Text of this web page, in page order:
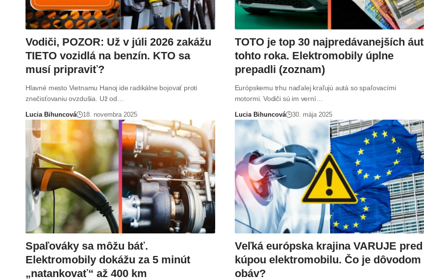
Vodiči, POZOR: Už v júli 2026 zakážu
TIETO vozidlá na benzín. KTO sa
musí pripraviť?
Hlavné mesto Vietnamu Hanoj ide radikálne bojovať proti
znečisťovaniu ovzdušia. Už od…
Lucia Bihuncová 18. novembra 2025
TOTO je top 30 najpredávanejších áut
tohto roka. Elektromobily úplne
prepadli (zoznam)
Európskemu trhu naďalej kraľujú autá so spaľovacími
motormi. Vodiči sú im verní…
Lucia Bihuncová 30. mája 2025
Spaľováky sa môžu báť.
Elektromobily dokážu za 5 minút
„natankovať“ až 400 km
Veľká európska krajina VARUJE pred
kúpou elektromobilu. Čo je dôvodom
obáv?